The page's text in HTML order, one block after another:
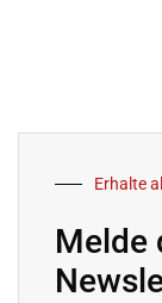
Erhalte
Melde